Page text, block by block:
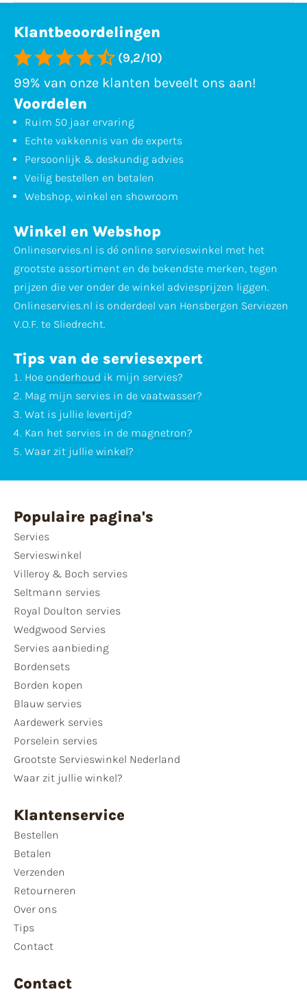
Klantbeoordelingen
(9,2/10)
99% van onze klanten beveelt ons aan!
Voordelen
Ruim 50 jaar ervaring
Echte vakkennis van de experts
Persoonlijk & deskundig advies
Veilig bestellen en betalen
Webshop, winkel en showroom
Winkel en Webshop
Onlineservies.nl is dé online servieswinkel met het
grootste assortiment en de bekendste merken, tegen
prijzen die ver onder de winkel adviesprijzen liggen.
Onlineservies.nl is onderdeel van Hensbergen Serviezen
V.O.F. te Sliedrecht.
Tips van de serviesexpert
Hoe onderhoud ik mijn servies?
Mag mijn servies in de vaatwasser?
Wat is jullie levertijd?
Kan het servies in de magnetron?
Waar zit jullie winkel?
Populaire pagina's
Servies
Servieswinkel
Villeroy & Boch servies
Seltmann servies
Royal Doulton servies
Wedgwood Servies
Servies aanbieding
Bordensets
Borden kopen
Blauw servies
Aardewerk servies
Porselein servies
Grootste Servieswinkel Nederland
Waar zit jullie winkel?
Klantenservice
Bestellen
Betalen
Verzenden
Retourneren
Over ons
Tips
Contact
Contact